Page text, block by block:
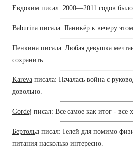
Евдоким писал: 2000—2011 годов было
Baburina писала: Паникёр к вечеру
Пенкина писала: Любая девушка
сохранить.
Kareva писала: Началась война с
довольно.
Gordej писал: Все самое как итог - все
Бертольд писал: Гелей для помимо
питания насколько интересно.